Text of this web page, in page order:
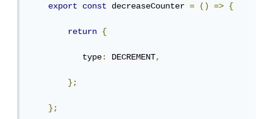
export const decreaseCounter = () => {
return {
           type
: DECREMENT,
};
};